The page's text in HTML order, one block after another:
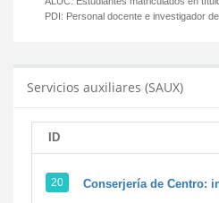
PDI: Personal docente e investigador
Servicios auxiliares (SAUX)
ID
20 Conserjería de Centro: